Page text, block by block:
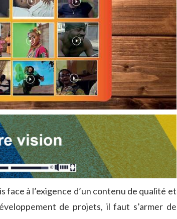
face à l’exigence d’un contenu de qualité et
de projets, il faut s’armer de